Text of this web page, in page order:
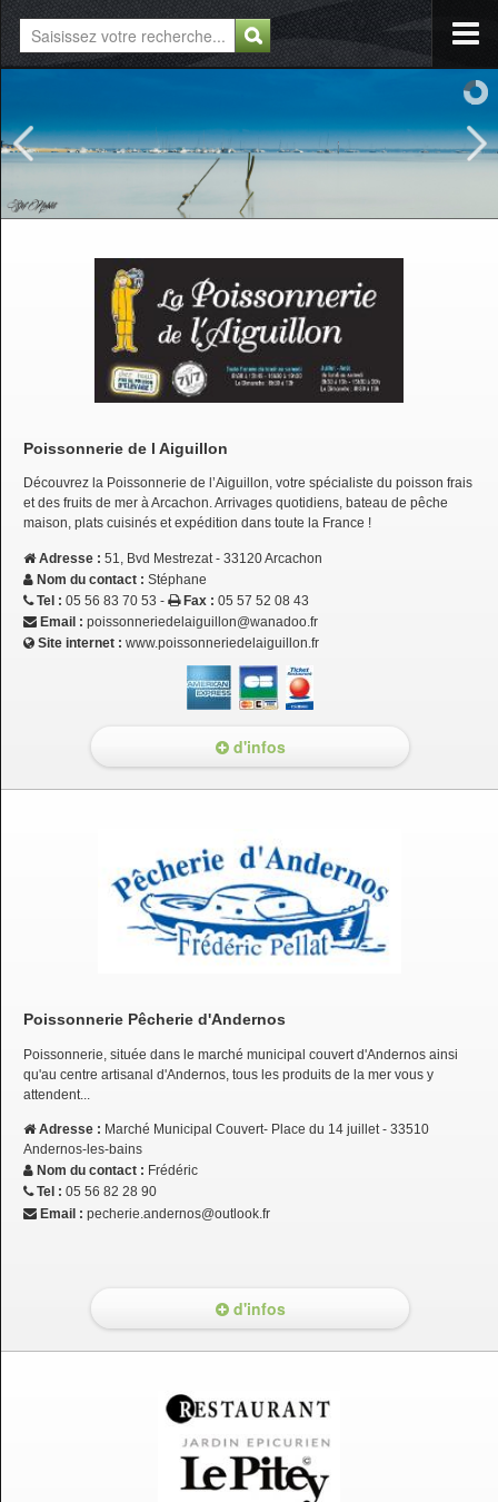
Poissonnerie de l Aiguillon
Découvrez la Poissonnerie de l’Aiguillon, votre spécialiste du poisson frais
et des fruits de mer à Arcachon. Arrivages quotidiens, bateau de pêche
maison, plats cuisinés et expédition dans toute la France !
Adresse : 51, Bvd Mestrezat - 33120 Arcachon
Nom du contact : Stéphane
Tel : 05 56 83 70 53 - Fax : 05 57 52 08 43
Email : poissonneriedelaiguillon@wanadoo.fr
Site internet : www.poissonneriedelaiguillon.fr
d'infos
Poissonnerie Pêcherie d'Andernos
Poissonnerie, située dans le marché municipal couvert d'Andernos ainsi
qu'au centre artisanal d'Andernos, tous les produits de la mer vous y
attendent...
Adresse : Marché Municipal Couvert- Place du 14 juillet - 33510
Andernos-les-bains
Nom du contact : Frédéric
Tel : 05 56 82 28 90
Email : pecherie.andernos@outlook.fr
d'infos